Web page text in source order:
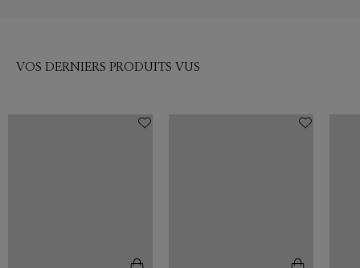
VOS DERNIERS PRODUITS VUS